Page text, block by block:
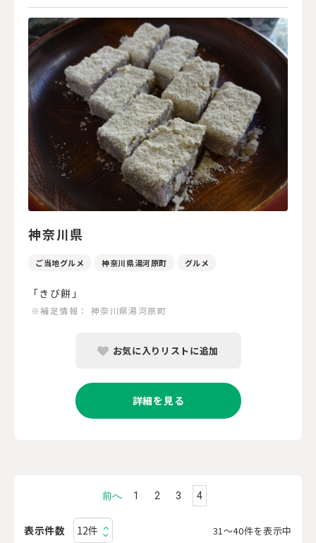
神奈川県
ご当地グルメ 神奈川県湯河原町 グルメ
「きび餅」
※補足情報： 神奈川県湯河原町
お気に入りリストに追加
詳細を見る
前へ 1 2 3 4
表示件数 31〜40件を表示中